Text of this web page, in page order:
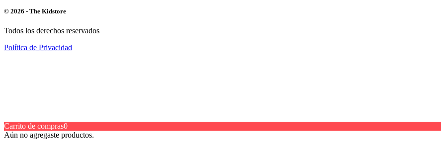
© 2026 - The Kidstore
Todos los derechos reservados
Política de Privacidad
Carrito de compras0
Aún no agregaste productos.